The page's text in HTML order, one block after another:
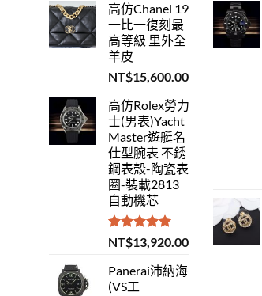
高仿Chanel 19
一比一復刻最
高等級 里外全
羊皮
NT$15,600.00
高仿Rolex勞力
士(男表)Yacht
Master遊艇名
仕型腕表 不銹
鋼表殼-陶瓷表
圈-裝載2813
自動機芯
評分5.00
滿分 5
NT$13,920.00
Panerai沛納海
(VS工